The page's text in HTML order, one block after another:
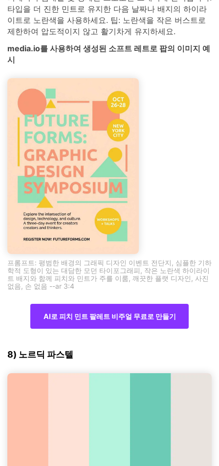
타입을 더 진한 민트로 유지한 다음 날짜나 배지의 하이라
이트로 노란색을 사용하세요. 팁: 노란색을 작은 버스트로
제한하여 압도적이지 않고 활기차게 유지하세요.
media.io를 사용하여 생성된 소프트 레트로 팝의 이미지 예
시
프롬프트: 평범한 배경의 그래픽 디자인 이벤트 전단지, 심플한 기하
학적 도형이 있는 대담한 모던 타이포그래피, 작은 노란색 하이라이
트 배지와 함께 피치와 민트가 주를 이룸, 깨끗한 플랫 디자인, 사진
없음, 손 없음 --ar 3:4
AI로 피치 민트 팔레트 비주얼 무료로 만들기
8) 노르딕 파스텔